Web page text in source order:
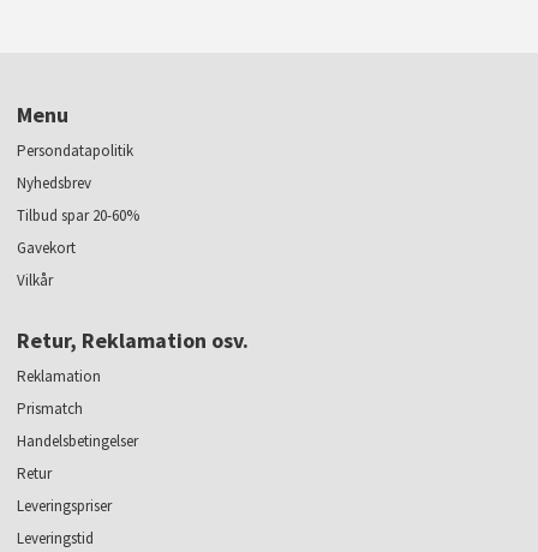
Menu
Persondatapolitik
Nyhedsbrev
Tilbud spar 20-60%
Gavekort
Vilkår
Retur, Reklamation osv.
Reklamation
Prismatch
Handelsbetingelser
Retur
Leveringspriser
Leveringstid